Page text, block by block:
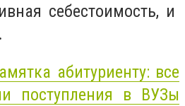
себестоимость, и
абитуриенту: все
поступления в ВУЗы